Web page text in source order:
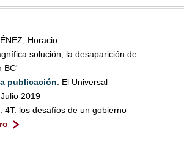
Horacio
solución, la desaparición de
BC'
publicación: El Universal
2019
: 4T: los desafíos de un gobierno